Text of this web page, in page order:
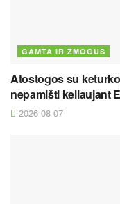
GAMTA IR ŽMOGUS
Atostogos su
nepamišti keliaujant
2026 08 07